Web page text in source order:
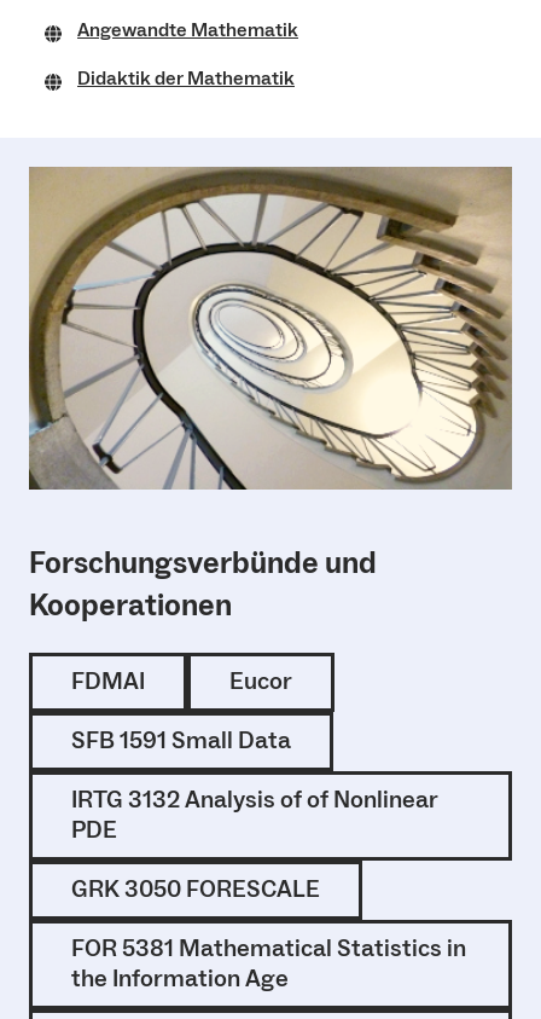
Angewandte Mathematik
Didaktik der Mathematik
Forschungsverbünde und
Kooperationen
FDMAI
Eucor
SFB 1591 Small Data
IRTG 3132 Analysis of of Nonlinear
PDE
GRK 3050 FORESCALE
FOR 5381 Mathematical Statistics in
the Information Age